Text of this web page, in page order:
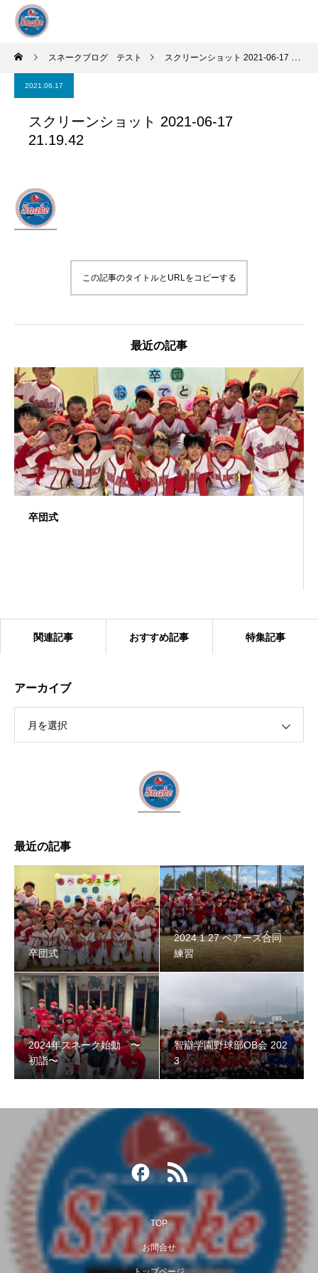
スネークブログ テスト スクリーンショット 2021-06-17 21.19.42
2021.06.17
スクリーンショット 2021-06-17
21.19.42
この記事のタイトルとURLをコピーする
最近の記事
卒団式
2024.1.27 ベアーズ合同練習
2024年スネーク始動 〜初詣〜
智辯学園野球部OB会 2023
関連記事 おすすめ記事 特集記事
アーカイブ
月を選択
最近の記事
卒団式
2024.1.27 ベアーズ合同
練習
2024年スネーク始動 〜
初詣〜
智辯学園野球部OB会 202
3
TOP
お問合せ